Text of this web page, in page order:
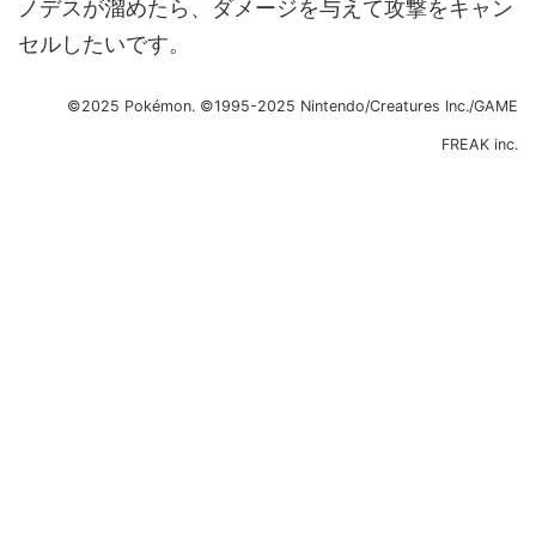
ノデスが溜めたら、ダメージを与えて攻撃をキャン
セルしたいです。
©2025 Pokémon. ©1995-2025 Nintendo/Creatures Inc./GAME
FREAK inc.